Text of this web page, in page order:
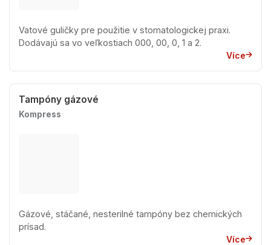
Vatové guličky pre použitie v stomatologickej praxi.
Dodávajú sa vo veľkostiach 000, 00, 0, 1 a 2.
Více
Tampóny gázové
Kompress
Gázové, stáčané, nesterilné tampóny bez chemických
prísad.
Více